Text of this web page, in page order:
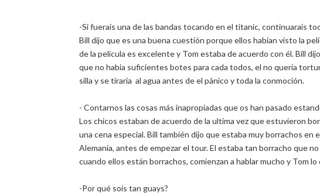
-Si fuerais una de las bandas tocando en el titanic, continuarais
Bill dijo que es una buena cuestión porque ellos habían visto la
de la película es excelente y Tom estaba de acuerdo con él. Bill
que no habia suficientes botes para cada todos, el no quería
silla y se tiraría al agua antes de el pánico y toda la conmoción.
- Contarnos las cosas más inapropiadas que os han pasado
Los chicos estaban de acuerdo de la ultima vez que estuvieron
una cena especial. Bill también dijo que estaba muy borrachos en
Alemania, antes de empezar el tour. El estaba tan borracho que
cuando ellos están borrachos, comienzan a hablar mucho y Tom lo
-Por qué sois tan guays?